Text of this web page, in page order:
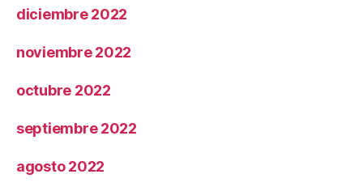
diciembre 2022
noviembre 2022
octubre 2022
septiembre 2022
agosto 2022